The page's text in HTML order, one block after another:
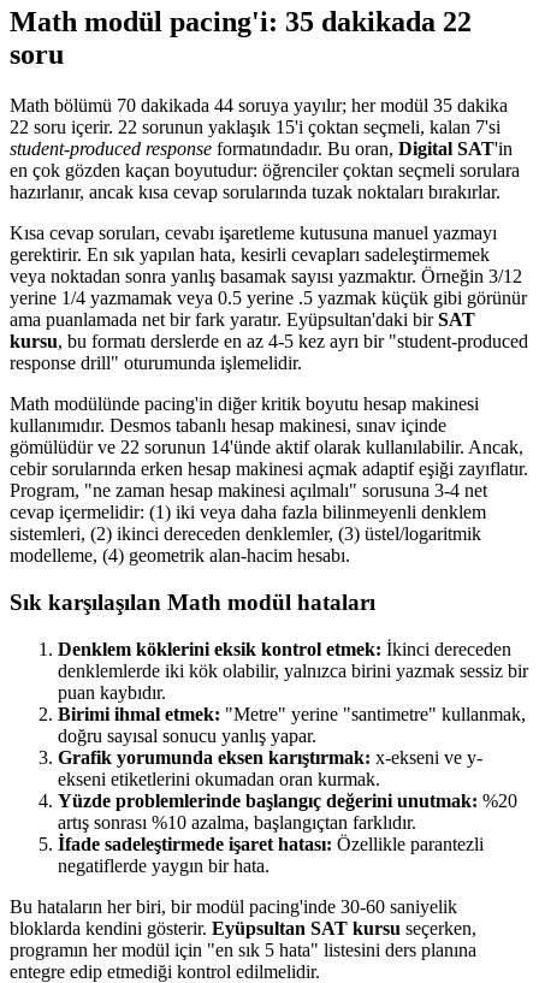
Math modül pacing'i: 35 dakikada 22
soru
Math bölümü 70 dakikada 44 soruya yayılır; her modül 35 dakika
22 soru içerir. 22 sorunun yaklaşık 15'i çoktan seçmeli, kalan 7'si
student-produced response formatındadır. Bu oran, Digital SAT'in
en çok gözden kaçan boyutudur: öğrenciler çoktan seçmeli sorulara
hazırlanır, ancak kısa cevap sorularında tuzak noktaları bırakırlar.
Kısa cevap soruları, cevabı işaretleme kutusuna manuel yazmayı
gerektirir. En sık yapılan hata, kesirli cevapları sadeleştirmemek
veya noktadan sonra yanlış basamak sayısı yazmaktır. Örneğin 3/12
yerine 1/4 yazmamak veya 0.5 yerine .5 yazmak küçük gibi görünür
ama puanlamada net bir fark yaratır. Eyüpsultan'daki birSAT
kursu, bu formatı derslerde en az 4-5 kez ayrı bir "student-produced
response drill" oturumunda işlemelidir.
Math modülünde pacing'in diğer kritik boyutu hesap makinesi
kullanımıdır. Desmos tabanlı hesap makinesi, sınav içinde
gömülüdür ve 22 sorunun 14'ünde aktif olarak kullanılabilir. Ancak,
cebir sorularında erken hesap makinesi açmak adaptif eşiği zayıflatır.
Program, "ne zaman hesap makinesi açılmalı" sorusuna 3-4 net
cevap içermelidir: (1) iki veya daha fazla bilinmeyenli denklem
sistemleri, (2) ikinci dereceden denklemler, (3) üstel/logaritmik
modelleme, (4) geometrik alan-hacim hesabı.
Sık karşılaşılan Math modül hataları
Denklem köklerini eksik kontrol etmek: İkinci dereceden
denklemlerde iki kök olabilir, yalnızca birini yazmak sessiz bir
puan kaybıdır.
Birimi ihmal etmek: "Metre" yerine "santimetre" kullanmak,
doğru sayısal sonucu yanlış yapar.
Grafik yorumunda eksen karıştırmak: x-ekseni ve y-
ekseni etiketlerini okumadan oran kurmak.
Yüzde problemlerinde başlangıç değerini unutmak: %20
artış sonrası %10 azalma, başlangıçtan farklıdır.
İfade sadeleştirmede işaret hatası: Özellikle parantezli
negatiflerde yaygın bir hata.
Bu hataların her biri, bir modül pacing'inde 30-60 saniyelik
bloklarda kendini gösterir. Eyüpsultan SAT kursu seçerken,
programın her modül için "en sık 5 hata" listesini ders planına
entegre edip etmediği kontrol edilmelidir.